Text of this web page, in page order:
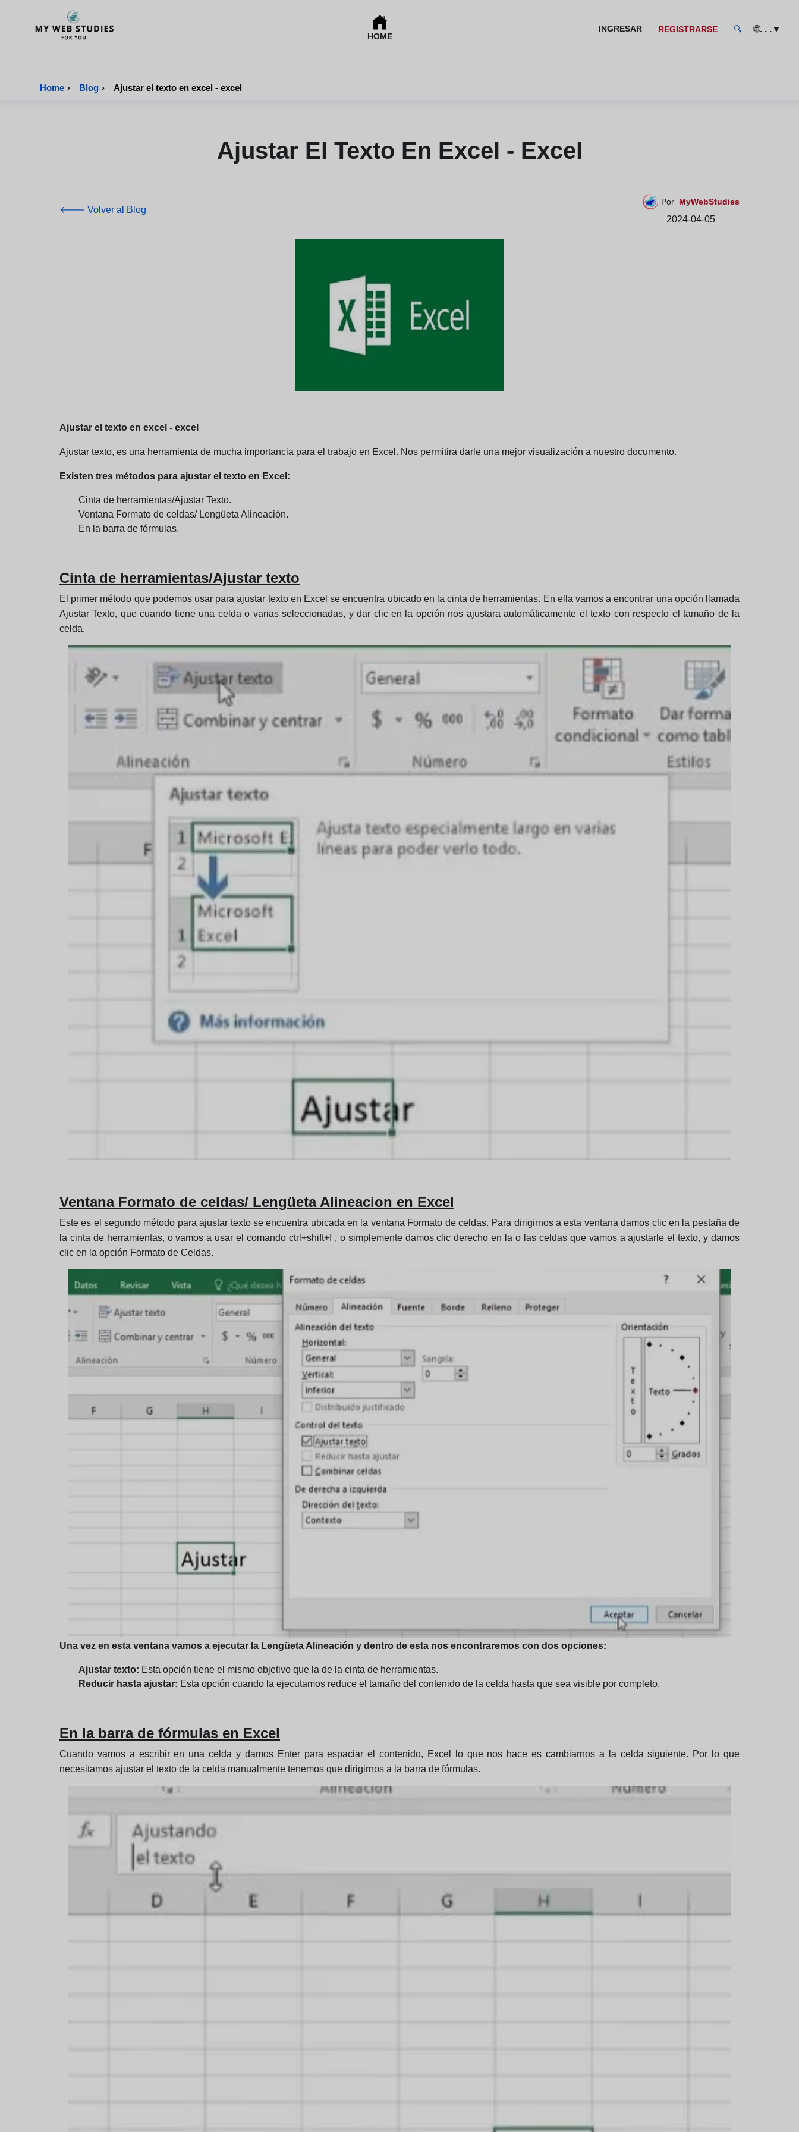
HOME
INGRESAR REGISTRARSE 🔍 🌐. . .▼
Home › Blog › Ajustar el texto en excel - excel
Ajustar El Texto En Excel - Excel
🡐 Volver al Blog
Por MyWebStudies
2024-04-05
Ajustar el texto en excel - excel
Ajustar texto, es una herramienta de mucha importancia para el trabajo en Excel. Nos permitira darle una mejor visualización a nuestro documento.
Existen tres métodos para ajustar el texto en Excel:
Cinta de herramientas/Ajustar Texto.
Ventana Formato de celdas/ Lengüeta Alineación.
En la barra de fórmulas.
Cinta de herramientas/Ajustar texto
El primer método que podemos usar para ajustar texto en Excel se encuentra ubicado en la cinta de herramientas. En ella vamos a encontrar una opción llamada
Ajustar Texto, que cuando tiene una celda o varias seleccionadas, y dar clic en la opción nos ajustara automáticamente el texto con respecto el tamaño de la
celda.
Ventana Formato de celdas/ Lengüeta Alineacion en Excel
Este es el segundo método para ajustar texto se encuentra ubicada en la ventana Formato de celdas. Para dirigirnos a esta ventana damos clic en la pestaña de
la cinta de herramientas, o vamos a usar el comando ctrl+shift+f , o simplemente damos clic derecho en la o las celdas que vamos a ajustarle el texto, y damos
clic en la opción Formato de Celdas.
Una vez en esta ventana vamos a ejecutar la Lengüeta Alineación y dentro de esta nos encontraremos con dos opciones:
Ajustar texto: Esta opción tiene el mismo objetivo que la de la cinta de herramientas.
Reducir hasta ajustar: Esta opción cuando la ejecutamos reduce el tamaño del contenido de la celda hasta que sea visible por completo.
En la barra de fórmulas en Excel
Cuando vamos a escribir en una celda y damos Enter para espaciar el contenido, Excel lo que nos hace es cambiarnos a la celda siguiente. Por lo que
necesitamos ajustar el texto de la celda manualmente tenemos que dirigirnos a la barra de fórmulas.